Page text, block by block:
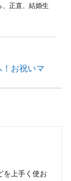
正直、結婚生
お祝いマ
を上手く使お